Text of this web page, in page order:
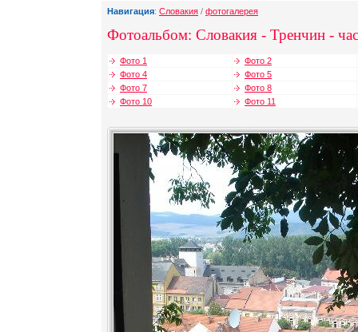
Навигация: Словакия / фотогалерея
Фотоальбом: Словакия - Тренчин -
Фото 1
Фото 2
Фото 4
Фото 5
Фото 7
Фото 8
Фото 10
Фото 11